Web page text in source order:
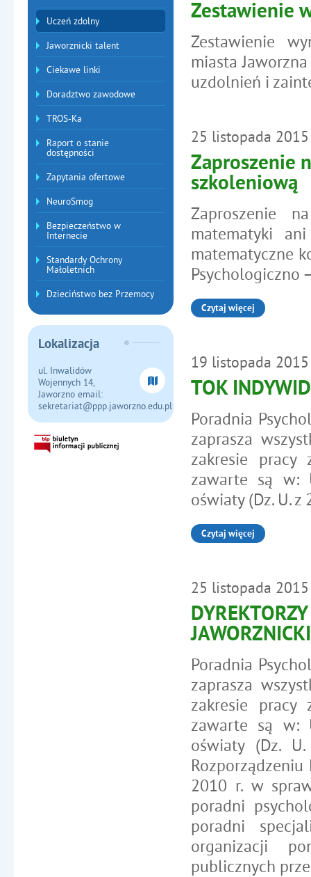
Uczeń zdolny
Jaworznicki talent
Ciekawe linki
Doradztwo zawodowe
TROS-Ka
Raport o stanie
dostępności
Zapytania ofertowe
NeuroSmog
Bezpieczeństwo w
Internecie
Standardy Ochrony
Małoletnich
Dzieciństwo bez Przemocy
Lokalizacja
ul. Inwalidów
Wojennych 14,
Jaworzno email:
sekretariat@ppp.jaworzno.edu.pl
Zestawienie
Zestawienie
miasta
uzdolnień i
25 listopada 2015
Zaproszenie
szkoleniową
Zaproszenie
matematyki
matematyczne
Psychologiczno
Czytaj więcej
19 listopada 2015
TOK
Poradnia
zaprasza
zakresie pracy
zawarte są w:
oświaty (Dz. U.
Czytaj więcej
25 listopada 2015
Poradnia
zaprasza
zakresie pracy
zawarte są w:
oświaty (Dz.
2010 r. w
poradni
poradni
organizacji
publicznych